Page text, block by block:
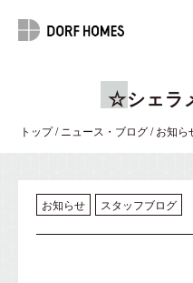
☆シェラ
トップ/ ニュース・ブログ/お知ら
お知らせ スタッフブログ